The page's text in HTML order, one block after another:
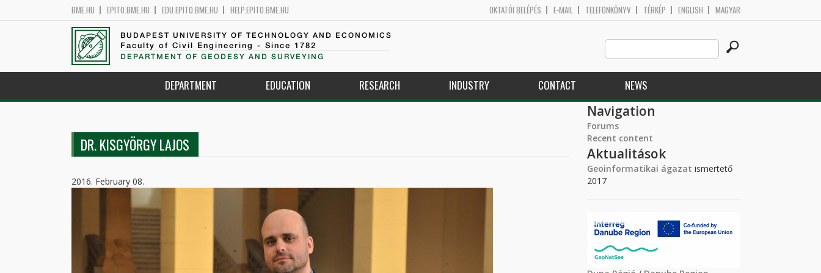
BME.HU EPITO.BME.HU EDU.EPITO.BME.HU HELP.EPITO.BME.HU OKTATÓI BELÉPÉS E-MAIL TELEFONKÖNYV TÉRKÉP ENGLISH MAGYAR
BUDAPEST UNIVERSITY OF TECHNOLOGY AND ECONOMICS
Faculty of Civil Engineering - Since 1782
DEPARTMENT OF GEODESY AND SURVEYING
Search
this
site
DEPARTMENT EDUCATION RESEARCH INDUSTRY CONTACT NEWS
DR. KISGYÖRGY LAJOS
2016. February 08.
Navigation
Forums
Recent content
Aktualitások
Geoinformatikai ágazat ismertető
2017